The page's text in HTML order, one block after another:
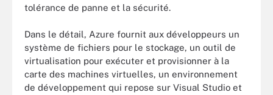
tolérance de panne et la sécurité.
Dans le détail, Azure fournit aux développeurs un
système de fichiers pour le stockage, un outil de
virtualisation pour exécuter et provisionner à la
carte des machines virtuelles, un environnement
de développement qui repose sur Visual Studio et